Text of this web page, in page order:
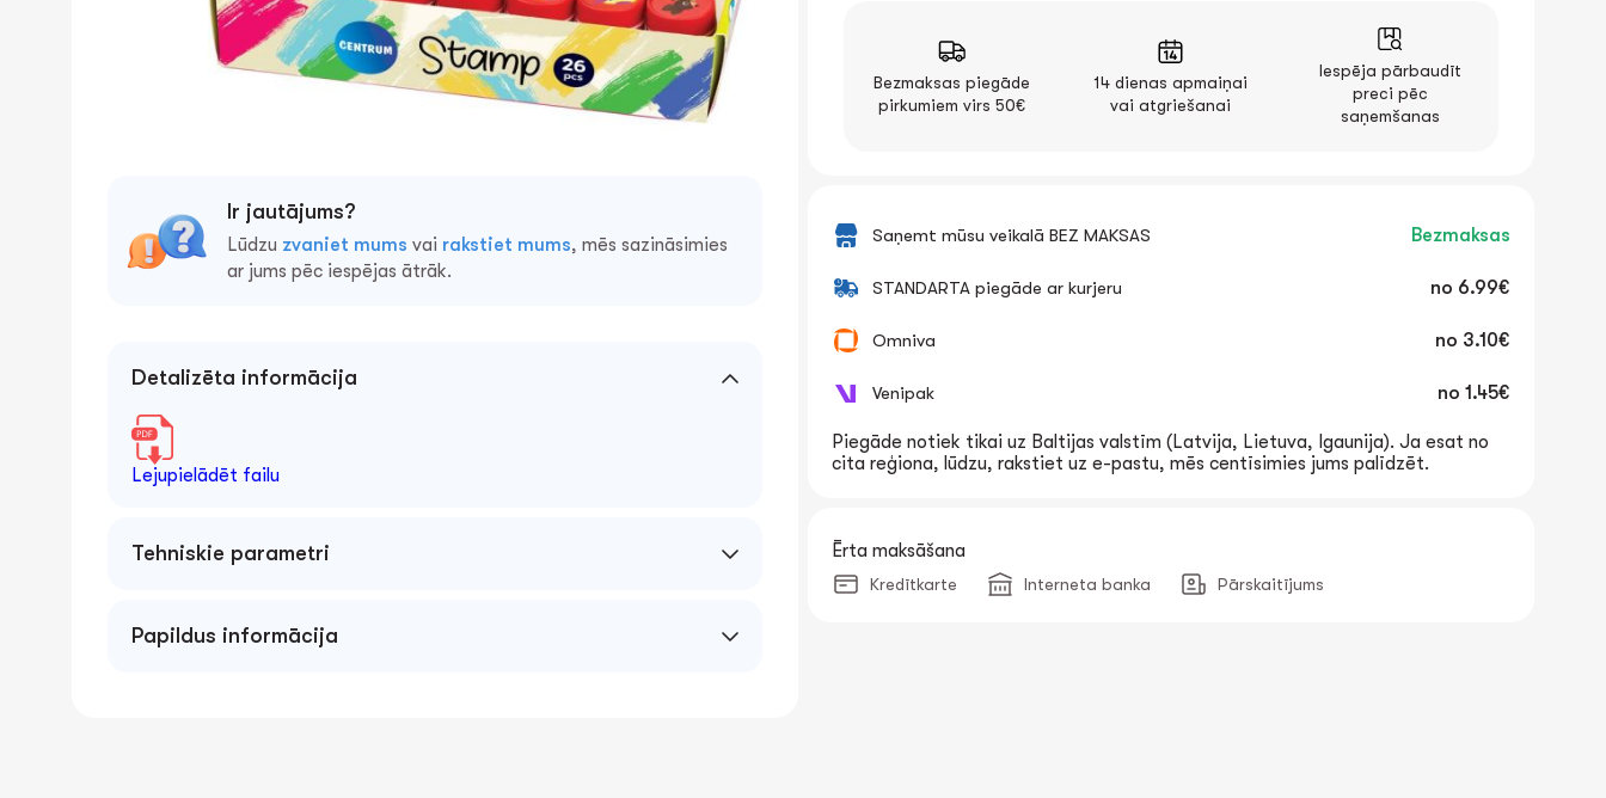
Ir jautājums?
Lūdzu zvaniet mums vai rakstiet mums, mēs sazināsimies
ar jums pēc iespējas ātrāk.
Detalizēta informācija
Lejupielādēt failu
Tehniskie parametri
Papildus informācija
Bezmaksas piegāde
pirkumiem virs 50€
14 dienas apmaiņai
vai atgriešanai
Iespēja pārbaudīt
preci pēc
saņemšanas
Saņemt mūsu veikalā BEZ MAKSAS Bezmaksas
STANDARTA piegāde ar kurjeru no 6.99€
Omniva no 3.10€
Venipak no 1.45€
Piegāde notiek tikai uz Baltijas valstīm (Latvija, Lietuva, Igaunija). Ja esat no
cita reģiona, lūdzu, rakstiet uz e-pastu, mēs centīsimies jums palīdzēt.
Ērta maksāšana
Kredītkarte Interneta banka Pārskaitījums